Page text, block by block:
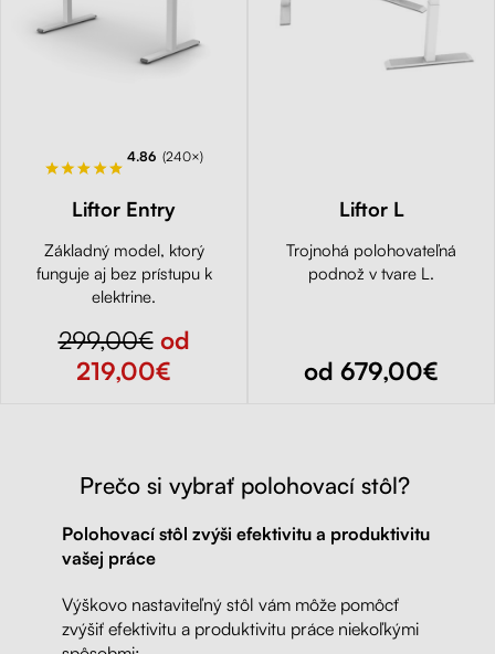
4.86 (240×)
Liftor Entry
Základný model, ktorý
funguje aj bez prístupu k
elektrine.
299,00€od
219,00€
Liftor L
Trojnohá polohovateľná
podnož v tvare L.
od 679,00€
Prečo si vybrať polohovací stôl?
Polohovací stôl zvýši efektivitu a produktivitu
vašej práce
Výškovo nastaviteľný stôl vám môže pomôcť
zvýšiť efektivitu a produktivitu práce niekoľkými